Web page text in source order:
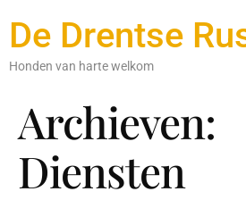
De Drentse
Honden van harte welkom
Archieven:
Diensten